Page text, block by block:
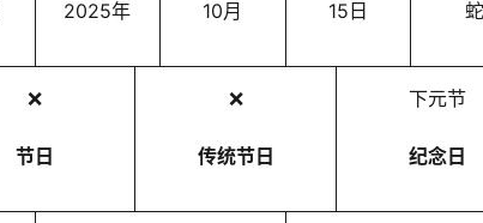
2025年 10月 15日 蛇
❌
节日
❌
传统节日
下元节
纪念日